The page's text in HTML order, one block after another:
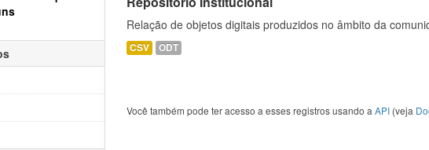
Relação de objetos digitais produzidos no âmbito da
CSV ODT
Você também pode ter acesso a esses registros usando a API (veja